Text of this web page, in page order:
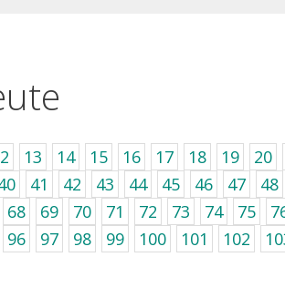
13 14 15 16 17 18 19 20
41 42 43 44 45 46 47 48
68 69 70 71 72 73 74 75
96 97 98 99 100 101 102